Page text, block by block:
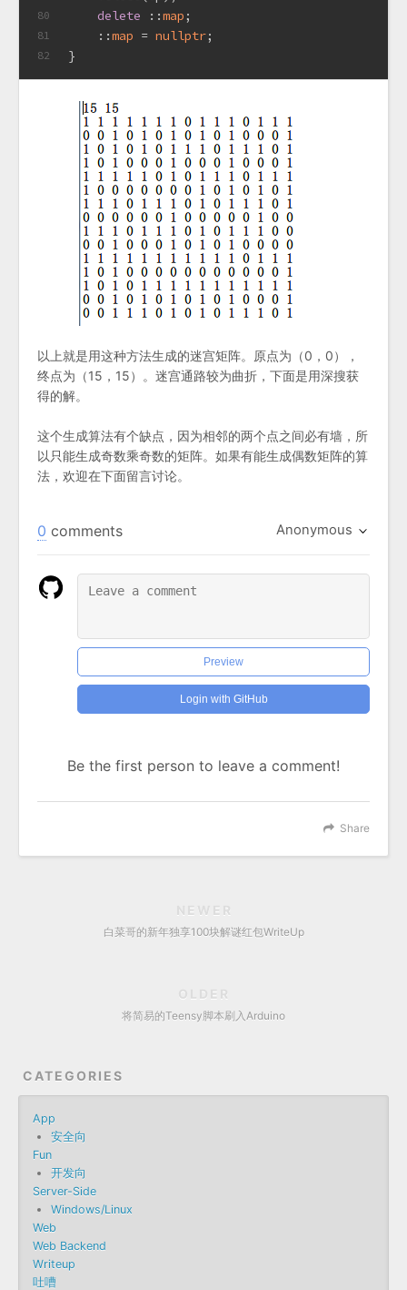
80
81
82
delete ::map;
    ::
map = nullptr;
}
以上就是用这种方法生成的迷宫矩阵。原点为（0，0），
终点为（15，15）。迷宫通路较为曲折，下面是用深搜获
得的解。
这个生成算法有个缺点，因为相邻的两个点之间必有墙，所
以只能生成奇数乘奇数的矩阵。如果有能生成偶数矩阵的算
法，欢迎在下面留言讨论。
0 comments Anonymous
Preview
Login with GitHub
Be the first person to leave a comment!
Share
NEWER
白菜哥的新年独享100块解谜红包WriteUp
OLDER
将简易的Teensy脚本刷入Arduino
CATEGORIES
App
安全向
Fun
开发向
Server-Side
Windows/Linux
Web
Web Backend
Writeup
吐嘈